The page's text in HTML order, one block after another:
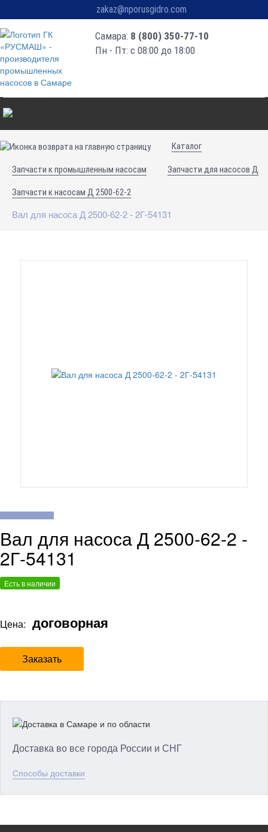
zakaz@nporusgidro.com
Самара: 8 (800) 350-77-10
Пн - Пт: с 08:00 до 18:00
Каталог
Запчасти к промышленным насосам Запчасти для насосов Д
Запчасти к насосам Д 2500-62-2
Вал для насоса Д 2500-62-2 - 2Г-54131
Вал для насоса Д 2500-62-2 -
2Г-54131
Есть в наличии
Цена: договорная
Заказать
Доставка во все города России и СНГ
Способы доставки